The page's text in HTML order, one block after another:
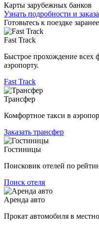
Карты зарубежных банков
Узнать подробности и
Готовьтесь к поездке заранее
Fast Track
Быстрое прохождение всех
аэропорту.
Fast Track
Трансфер
Комфортное такси в
Заказать трансфер
Гостиницы
Поисковик отелей по
Поиск отеля
Аренда авто
Прокат автомобиля в